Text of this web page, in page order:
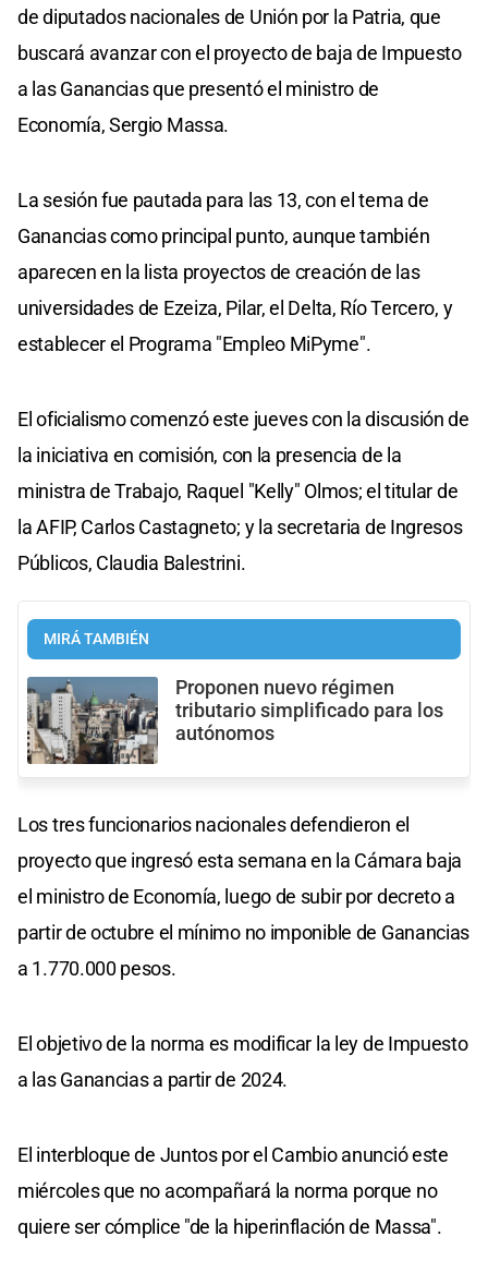
de diputados nacionales de Unión por la Patria, que
buscará avanzar con el proyecto de baja de Impuesto
a las Ganancias que presentó el ministro de
Economía, Sergio Massa.
La sesión fue pautada para las 13, con el tema de
Ganancias como principal punto, aunque también
aparecen en la lista proyectos de creación de las
universidades de Ezeiza, Pilar, el Delta, Río Tercero, y
establecer el Programa "Empleo MiPyme".
El oficialismo comenzó este jueves con la discusión de
la iniciativa en comisión, con la presencia de la
ministra de Trabajo, Raquel "Kelly" Olmos; el titular de
la AFIP, Carlos Castagneto; y la secretaria de Ingresos
Públicos, Claudia Balestrini.
MIRÁ TAMBIÉN
Proponen nuevo régimen
tributario simplificado para los
autónomos
Los tres funcionarios nacionales defendieron el
proyecto que ingresó esta semana en la Cámara baja
el ministro de Economía, luego de subir por decreto a
partir de octubre el mínimo no imponible de Ganancias
a 1.770.000 pesos.
El objetivo de la norma es modificar la ley de Impuesto
a las Ganancias a partir de 2024.
El interbloque de Juntos por el Cambio anunció este
miércoles que no acompañará la norma porque no
quiere ser cómplice "de la hiperinflación de Massa".